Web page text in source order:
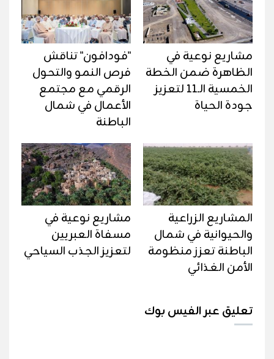
مشاريع نوعية في
الظاهرة ضمن الخطة
الخمسية الـ11 لتعزيز
جودة الحياة
"فودافون" تناقش
فرص النمو والتحول
الرقمي مع مجتمع
الأعمال في شمال
الباطنة
المشاريع الزراعية
والحيوانية في شمال
الباطنة تعزز منظومة
الأمن الغذائي
مشاريع نوعية في
مسفاة العبريين
لتعزيز الجذب السياحي
تعليق عبر الفيس بوك